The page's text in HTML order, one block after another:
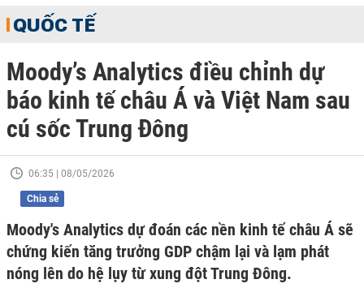
QUỐC TẾ
Moody’s Analytics điều chỉnh dự
báo kinh tế châu Á và Việt Nam sau
cú sốc Trung Đông
06:35 | 08/05/2026
Chia sẻ
Moody's Analytics dự đoán các nền kinh tế châu Á sẽ
chứng kiến tăng trưởng GDP chậm lại và lạm phát
nóng lên do hệ lụy từ xung đột Trung Đông.